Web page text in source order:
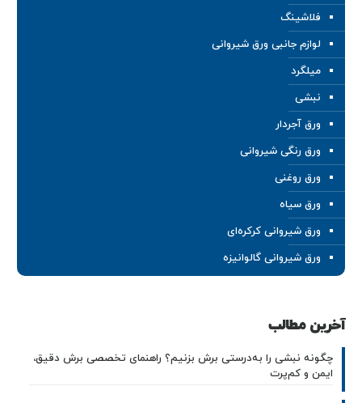
فلاشینگ
لوازم جانبی ورق شیروانی
میلگرد
نبشی
ورق آجردار
ورق رنگی شیروانی
ورق روغنی
ورق سیاه
ورق شیروانی کرکره‌ای
ورق شیروانی گالوانیزه
آخرین مطالب
چگونه نبشی را به‌درستی برش بزنیم؟ راهنمای تخصصی برش دقیق،
ایمن و کم‌پرت